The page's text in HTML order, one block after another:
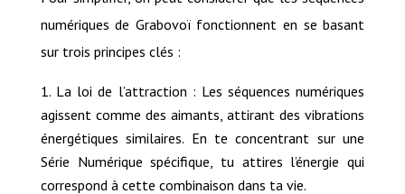
numériques de Grabovoï fonctionnent en se basant
sur trois principes clés :
La loi de l’attraction : Les séquences numériques
agissent comme des aimants, attirant des vibrations
énergétiques similaires. En te concentrant sur une
Série Numérique spécifique, tu attires l’énergie qui
correspond à cette combinaison dans ta vie.